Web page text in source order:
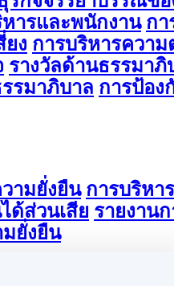
ารและพนักงาน กา
ยง การบริหารความ
รางวัลด้านธรรมาภิ
รมาภิบาล การป้อง
ามยั่งยืน การบริหาร
ด้ส่วนเสีย รายงานก
ยั่งยืน
ารด้านนวัตกรรม